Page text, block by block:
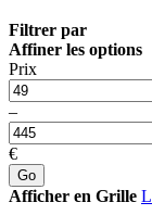
Filtrer par
Affiner les options
Prix
–
€
Go
Afficher en Grille